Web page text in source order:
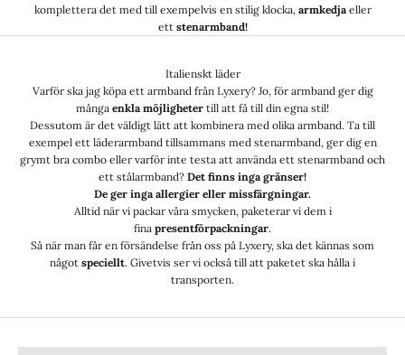
komplettera det med till exempelvis en stilig klocka, armkedjaeller
ett stenarmband!
Italienskt läder
Varför ska jag köpa ett armband från Lyxery? Jo, för armband ger dig
många enkla möjligheter till att få till din egna stil!
Dessutom är det väldigt lätt att kombinera med olika armband. Ta till
exempel ett läderarmband tillsammans med stenarmband, ger dig en
grymt bra combo eller varför inte testa att använda ett stenarmband och
ett stålarmband? Det finns inga gränser!
De ger inga allergier eller missfärgningar.
Alltid när vi packar våra smycken, paketerar vi dem i
fina presentförpackningar.
Så när man får en försändelse från oss på Lyxery, ska det kännas som
något speciellt. Givetvis ser vi också till att paketet ska hålla i
transporten.
halskedjor